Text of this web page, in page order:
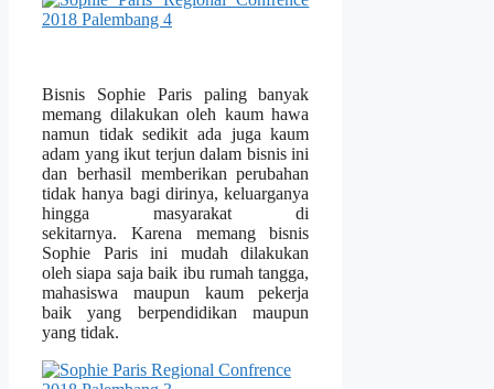
Bisnis Sophie Paris paling banyak
memang dilakukan oleh kaum hawa
namun tidak sedikit ada juga kaum
adam yang ikut terjun dalam bisnis ini
dan berhasil memberikan perubahan
tidak hanya bagi dirinya, keluarganya
hingga masyarakat di
sekitarnya. Karena memang bisnis
Sophie Paris ini mudah dilakukan
oleh siapa saja baik ibu rumah tangga,
mahasiswa maupun kaum pekerja
baik yang berpendidikan maupun
yang tidak.